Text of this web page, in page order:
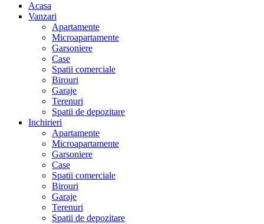
Acasa
Vanzari
Apartamente
Microapartamente
Garsoniere
Case
Spatii comerciale
Birouri
Garaje
Terenuri
Spatii de depozitare
Inchirieri
Apartamente
Microapartamente
Garsoniere
Case
Spatii comerciale
Birouri
Garaje
Terenuri
Spatii de depozitare